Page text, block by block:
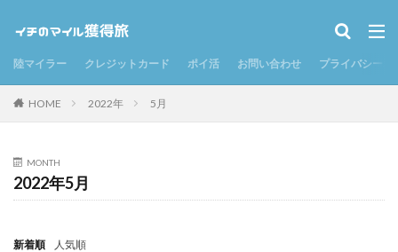
陸マイラー クレジットカード ポイ活 お問い合わせ プライバシーポ
HOME 2022年 5月
MONTH
2022年5月
新着順 人気順